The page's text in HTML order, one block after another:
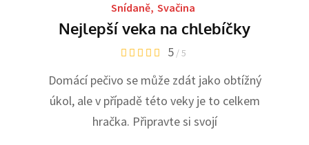
Snídaně, Svačina
Nejlepší veka na chlebíčky
5 / 5
Domácí pečivo se může zdát jako obtížný
úkol, ale v případě této veky je to celkem
hračka. Připravte si svojí